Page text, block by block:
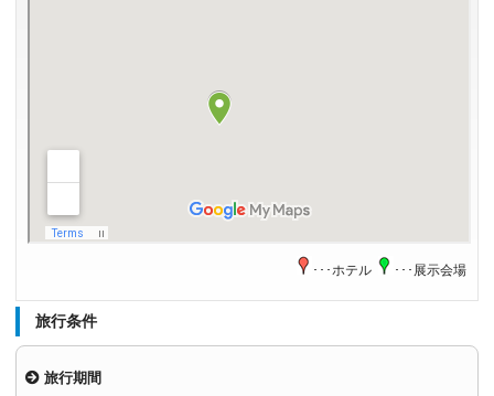
･･･ホテル ･･･展示会場
旅行条件
旅行期間